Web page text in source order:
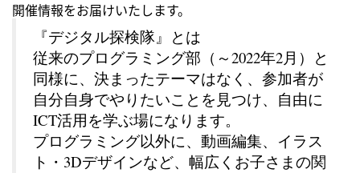
開催情報をお届けいたします。
『デジタル探検隊』とは
従来のプログラミング部（～2022年2月）と
同様に、決まったテーマはなく、参加者が
自分自身でやりたいことを見つけ、自由に
ICT活用を学ぶ場になります。
プログラミング以外に、動画編集、イラス
ト・3Dデザインなど、幅広くお子さまの関